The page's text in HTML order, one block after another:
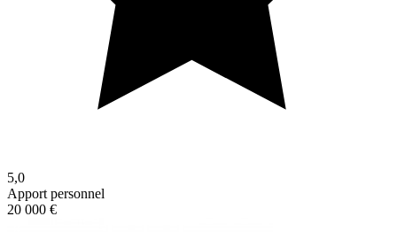
5,0
Apport personnel
20 000 €